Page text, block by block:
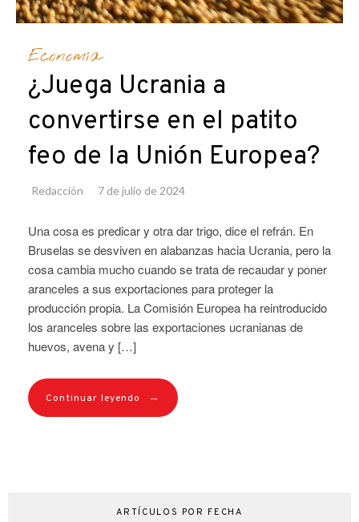
Economía
¿Juega Ucrania a
convertirse en el patito
feo de la Unión Europea?
Redacción 7 de julio de 2024
Una cosa es predicar y otra dar trigo, dice el refrán. En
Bruselas se desviven en alabanzas hacia Ucrania, pero la
cosa cambia mucho cuando se trata de recaudar y poner
aranceles a sus exportaciones para proteger la
producción propia. La Comisión Europea ha reintroducido
los aranceles sobre las exportaciones ucranianas de
huevos, avena y […]
Continuar leyendo →
ARTÍCULOS POR FECHA